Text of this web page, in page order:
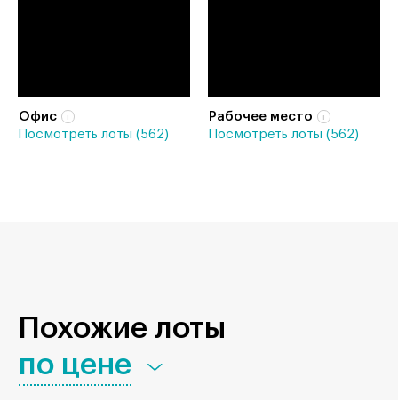
Офис
Посмотреть лоты (562)
Рабочее место
Посмотреть лоты (562)
Похожие лоты
по цене